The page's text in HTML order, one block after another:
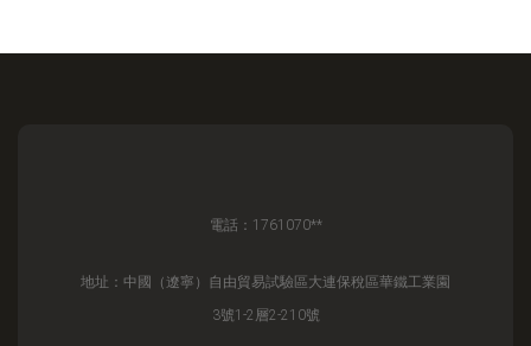
電話：1761070**
地址：中國（遼寧）自由貿易試驗區大連保稅區華鐵工業園
3號1-2層2-210號